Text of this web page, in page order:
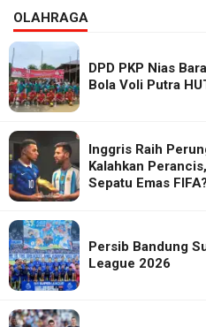
OLAHRAGA
DPD PKP Nias
Bola Voli Putra
Inggris Raih
Kalahkan
Sepatu Emas FIFA?
Persib Bandung
League 2026